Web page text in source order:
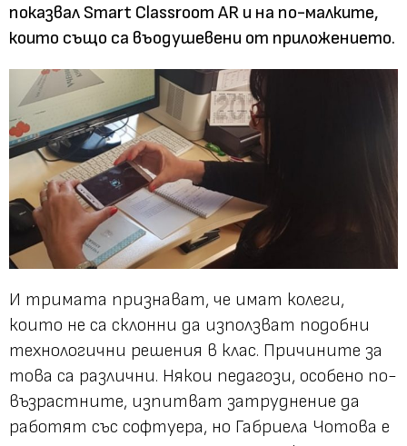
показвал Smart Classroom AR и на по-малките,
които също са въодушевени от приложението.
И тримата признават, че имат колеги,
които не са склонни да използват подобни
технологични решения в клас. Причините за
това са различни. Някои педагози, особено по-
възрастните, изпитват затруднение да
работят със софтуера, но Габриела Чотова е